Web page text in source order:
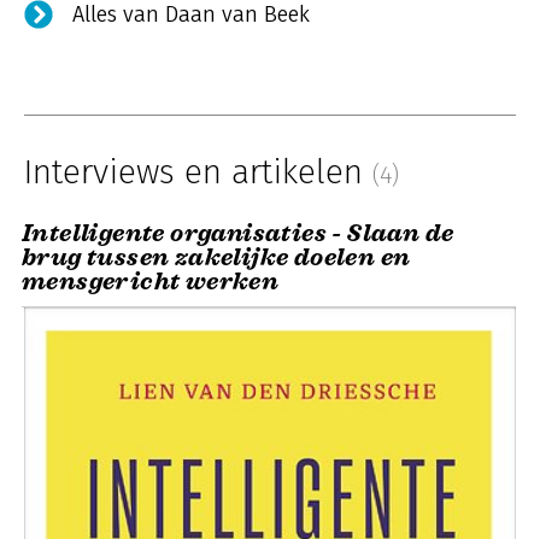
Alles van Daan van Beek
Interviews en artikelen (4)
Intelligente organisaties - Slaan de
brug tussen zakelijke doelen en
mensgericht werken